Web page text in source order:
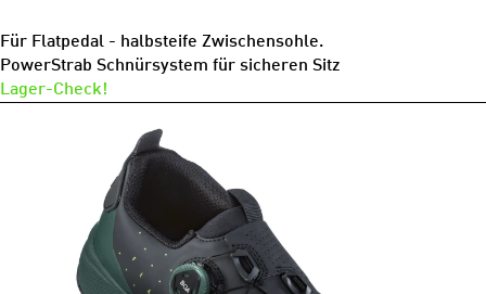
Für Flatpedal - halbsteife Zwischensohle.
PowerStrab Schnürsystem für sicheren Sitz
Lager-Check!